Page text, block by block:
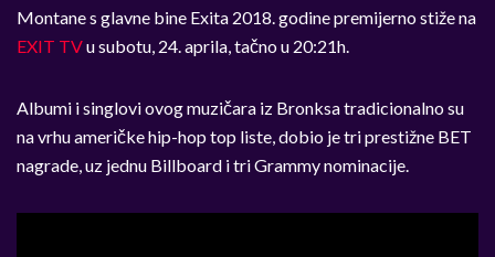
Montane s glavne bine Exita 2018. godine premijerno stiže na
EXIT TVu subotu, 24. aprila, tačno u 20:21h.
Albumi i singlovi ovog muzičara iz Bronksa tradicionalno su
na vrhu američke hip-hop top liste, dobio je tri prestižne BET
nagrade, uz jednu Billboard i tri Grammy nominacije.